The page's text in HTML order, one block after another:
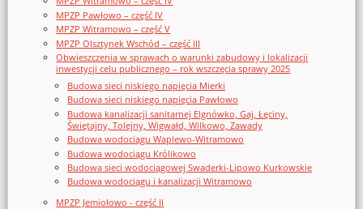
MPZP Pawłowo – część IV
MPZP Witramowo – część V
MPZP Olsztynek Wschód – część III
Obwieszczenia w sprawach o warunki zabudowy i lokalizacji
inwestycji celu publicznego – rok wszczęcia sprawy 2025
Budowa sieci niskiego napięcia Mierki
Budowa sieci niskiego napięcia Pawłowo
Budowa kanalizacji sanitarnej Elgnówko, Gaj, Łęciny,
Świętajny, Tolejny, Wigwałd, Wilkowo, Zawady
Budowa wodociągu Waplewo-Witramowo
Budowa wodociągu Królikowo
Budowa sieci wodociągowej Swaderki-Lipowo Kurkowskie
Budowa wodociągu i kanalizacji Witramowo
MPZP Jemiołowo - część II